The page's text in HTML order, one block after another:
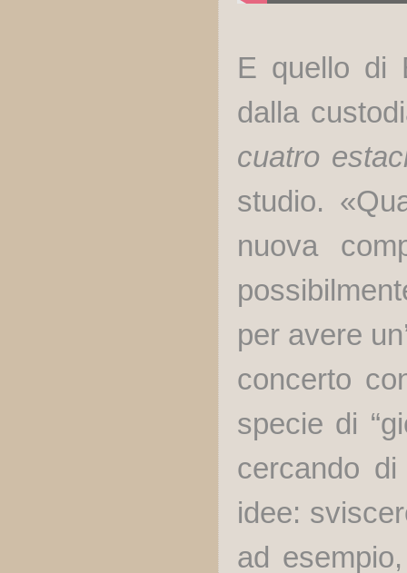
E quello di
dalla
cuatro
studio.
nuova
per avere
concerto
specie di
cercando
idee:
ad